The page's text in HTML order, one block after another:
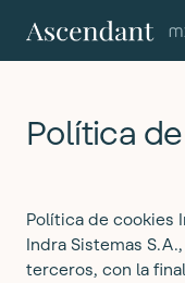
Política
Política de cookies
Indra Sistemas
terceros, con la